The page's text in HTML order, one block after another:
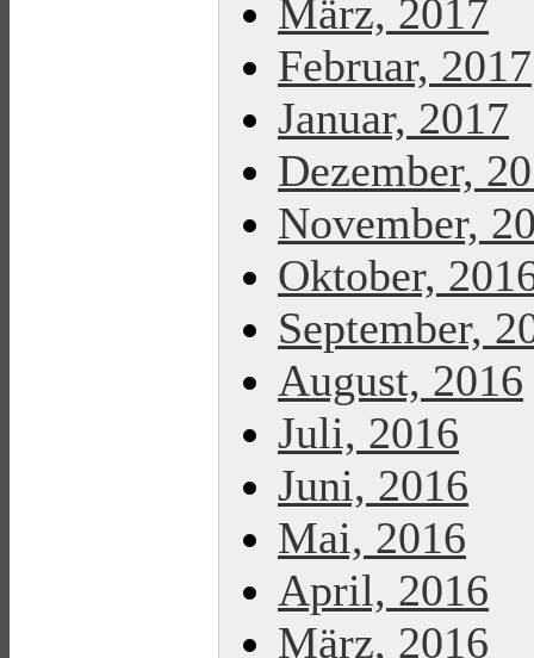
März, 2017
Februar, 2017
Januar, 2017
Dezember,
November,
Oktober,
September,
August, 2016
Juli, 2016
Juni, 2016
Mai, 2016
April, 2016
März, 2016